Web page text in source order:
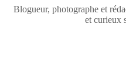
Blogueur, photographe et
et curieux